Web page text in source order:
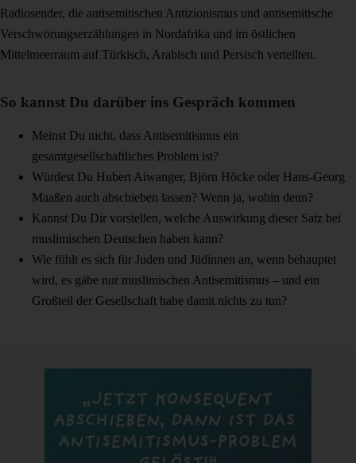
Radiosender, die antisemitischen Antizionismus und antisemitische
Verschwörungserzählungen in Nordafrika und im östlichen
Mittelmeerraum auf Türkisch, Arabisch und Persisch verteilten.
So kannst Du darüber ins Gespräch kommen
Meinst Du nicht, dass Antisemitismus ein
gesamtgesellschaftliches Problem ist?
Würdest Du Hubert Aiwanger, Björn Höcke oder Hans-Georg
Maaßen auch abschieben lassen? Wenn ja, wohin denn?
Kannst Du Dir vorstellen, welche Auswirkung dieser Satz bei
muslimischen Deutschen haben kann?
Wie fühlt es sich für Juden und Jüdinnen an, wenn behauptet
wird, es gäbe nur muslimischen Antisemitismus – und ein
Großteil der Gesellschaft habe damit nichts zu tun?